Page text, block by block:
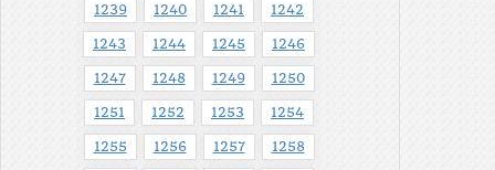
1239 1240 1241 1242
1243 1244 1245 1246
1247 1248 1249 1250
1251 1252 1253 1254
1255 1256 1257 1258